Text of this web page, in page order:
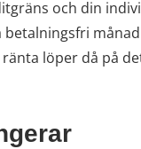
och din
betalningsfri
löper då på